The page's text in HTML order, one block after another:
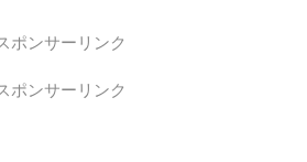
ポンサーリンク
ポンサーリンク